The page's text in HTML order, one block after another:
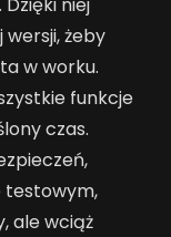
niej
żeby
w worku.
funkcje
czas.
testowym,
ale wciąż